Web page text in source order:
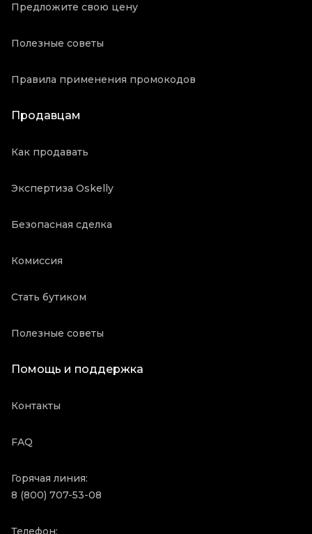
Предложите свою цену
Полезные советы
Правила применения промокодов
Продавцам
Как продавать
Экспертиза Oskelly
Безопасная сделка
Комиссия
Стать бутиком
Полезные советы
Помощь и поддержка
Контакты
FAQ
Горячая линия:
8 (800) 707-53-08
Телефон: